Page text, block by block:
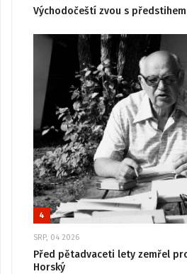
Východočeští zvou s
4
SRP, 04 2026
Před pětadvaceti lety zemřel
Horský